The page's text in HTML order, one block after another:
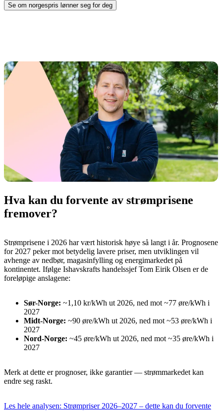
Se om norgespris lønner seg for deg
ved å åpneSpotpris eller Norgespris – hva lønner seg?
Hva kan du forvente av strømprisene
fremover?
Strømprisene i 2026 har vært historisk høye så langt i år. Prognosene
for 2027 peker mot betydelig lavere priser, men utviklingen vil
avhenge av nedbør, magasinfylling og energimarkedet på
kontinentet. Ifølge Ishavskrafts handelssjef Tom Eirik Olsen er de
foreløpige anslagene:
Sør-Norge: ~1,10 kr/kWh ut 2026, ned mot ~77 øre/kWh i
2027
Midt-Norge: ~90 øre/kWh ut 2026, ned mot ~53 øre/kWh i
2027
Nord-Norge: ~45 øre/kWh ut 2026, ned mot ~35 øre/kWh i
2027
Merk at dette er prognoser, ikke garantier — strømmarkedet kan
endre seg raskt.
Les hele analysen: Strømpriser 2026–2027 – dette kan du forvente